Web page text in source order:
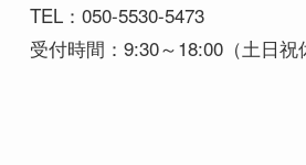
TEL：050-5530-5473
受付時間：9:30～18:00（土日祝